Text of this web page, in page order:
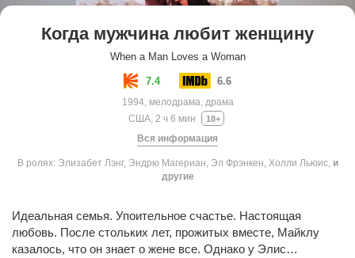
Когда мужчина любит женщину
When a Man Loves a Woman
7.4 6.6
1994, мелодрама, драма
США, 2 ч 6 мин
18+
Вся информация
В ролях: Элизабет Лэнг, Эндрю Магериан, Эл Фрэнкен, Холли Льюис, и
другие
Идеальная семья. Упоительное счастье. Настоящая
любовь. После стольких лет, прожитых вместе, Майклу
казалось, что он знает о жене все. Однако у Элис